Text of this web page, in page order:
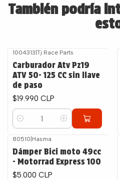
También podría
1004313 Tj Race Parts
Carburador Atv Pz19
ATV 50- 125 CC sin llave
de paso
$19.990 CLP
Cantidad
80510 Hasma
Dámper Bici moto 49cc
- Motorrad Express 100
$5.000 CLP